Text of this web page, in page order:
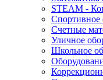
STEAM -
Спортивное
Счетные
Уличное
Школьное